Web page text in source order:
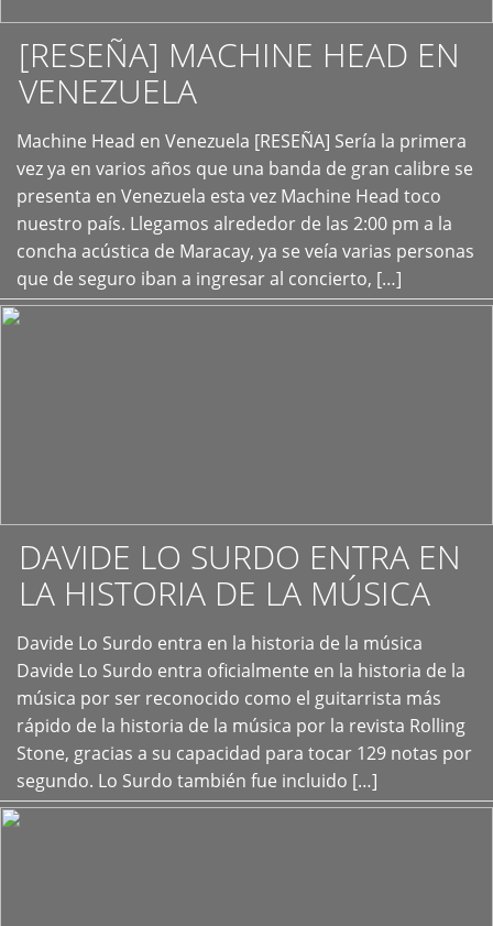
[RESEÑA] MACHINE HEAD EN
VENEZUELA
Machine Head en Venezuela [RESEÑA] Sería la primera
vez ya en varios años que una banda de gran calibre se
presenta en Venezuela esta vez Machine Head toco
nuestro país. Llegamos alrededor de las 2:00 pm a la
concha acústica de Maracay, ya se veía varias personas
que de seguro iban a ingresar al concierto, […]
+
DAVIDE LO SURDO ENTRA EN
LA HISTORIA DE LA MÚSICA
Davide Lo Surdo entra en la historia de la música
Davide Lo Surdo entra oficialmente en la historia de la
música por ser reconocido como el guitarrista más
rápido de la historia de la música por la revista Rolling
Stone, gracias a su capacidad para tocar 129 notas por
segundo. Lo Surdo también fue incluido […]
+